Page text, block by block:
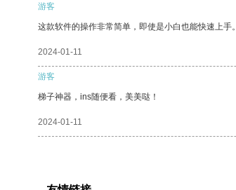
游客
这款软件的操作非常简单，即使是小白也能快速上手。
2024-01-11
游客
梯子神器，ins随便看，美美哒！
2024-01-11